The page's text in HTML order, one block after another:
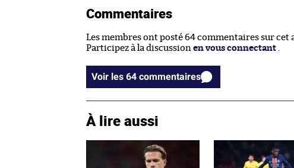
Commentaires
Les membres ont posté 64 commentaires sur cet
Participez à la discussion en vous connectant
Voir les 64 commentaires
À lire aussi